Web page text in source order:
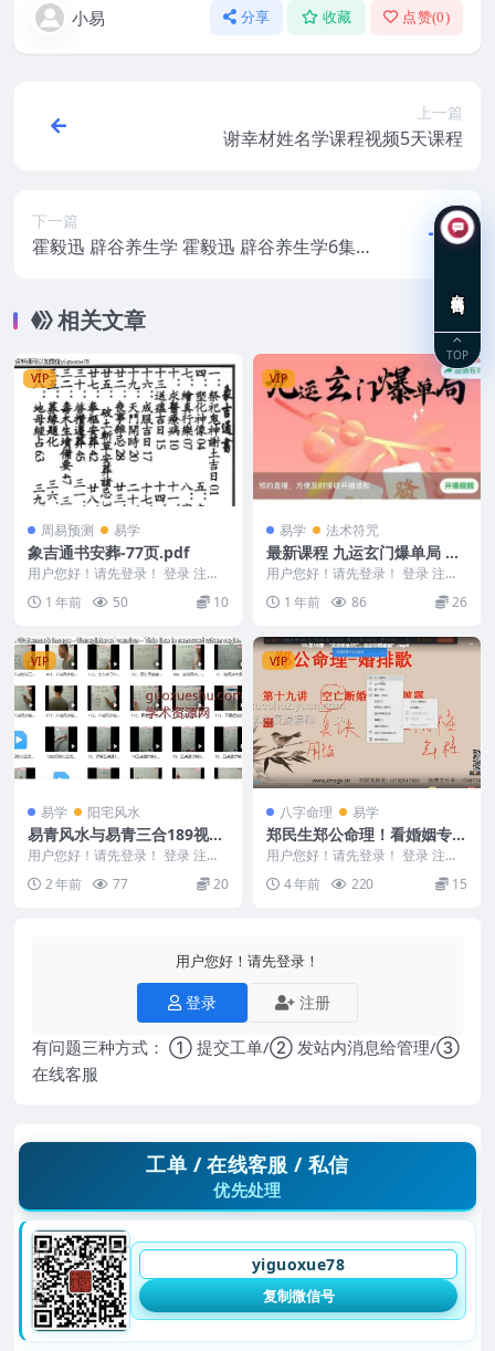
小易 分享 收藏 点赞(0)
上一篇
谢幸材姓名学课程视频5天课程
下一篇
霍毅迅 辟谷养生学 霍毅迅 辟谷养生学6集视
相关文章
VIP
周易预测 易学
象吉通书安葬-77页.pdf
用户您好！请先登录！ 登录 注册
250411-3 象吉通书安葬-77页.pd
f... 1 年前 50 10
VIP
易学 法术符咒
最新课程 九运玄门爆单局 济
世道人录音+文档
用户您好！请先登录！ 登录 注册
济世道人 九运玄门爆单局 文档+录
音 2502...
1 年前 86 26
VIP
易学 阳宅风水
易青风水与易青三合189视频
课程
用户您好！请先登录！ 登录 注册
易青风水与易青三合 240681-5
（5） 《...
2 年前 77 20
VIP
八字命理 易学
郑民生郑公命理！看婚姻专
题、婚排歌20集视频
用户您好！请先登录！ 登录 注册
郑民生郑公命理！看婚姻专题、婚
排歌20集视频 ...
4 年前 220 15
用户您好！请先登录！
登录 注册
有问题三种方式： ① 提交工单/② 发站内消息给管理/③
在线客服
工单 / 在线客服 / 私信
优先处理
yiguoxue78
复制微信号
TOP